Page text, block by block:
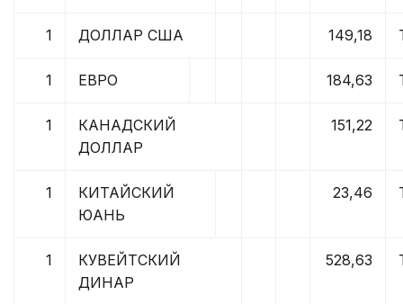
1 ДОЛЛАР США 149,18
1 ЕВРО 184,63
1
КАНАДСКИЙ
ДОЛЛАР
151,22
1
КИТАЙСКИЙ
ЮАНЬ
23,46
1
КУВЕЙТСКИЙ
ДИНАР
528,63